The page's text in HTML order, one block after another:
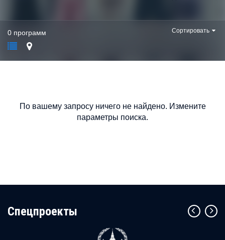
0 программ Сортировать
По вашему запросу ничего не найдено. Измените
параметры поиска.
Cпецпроекты